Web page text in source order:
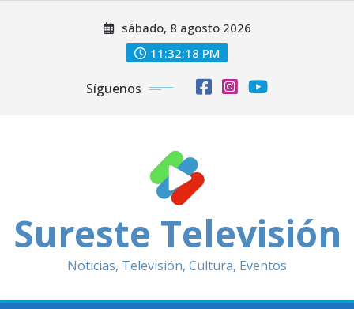
sábado, 8 agosto 2026
11:32:20 PM
Síguenos
Sureste Televisión
Noticias, Televisión, Cultura, Eventos